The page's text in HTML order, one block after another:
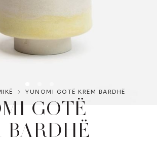
YUNOMI GOTË KREM BARDHË
GOTË
BARDHË